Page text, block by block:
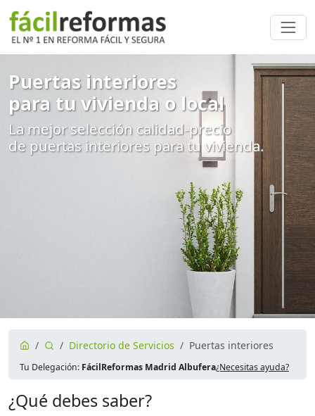
Puertas interiores
para tu vivienda o local
La mejor selección calidad-precio
de puertas interiores para tu vivienda.
Directorio de Servicios Puertas interiores
Tu Delegación: FácilReformas Madrid Albufera¿Necesitas ayuda?
¿Qué debes saber?